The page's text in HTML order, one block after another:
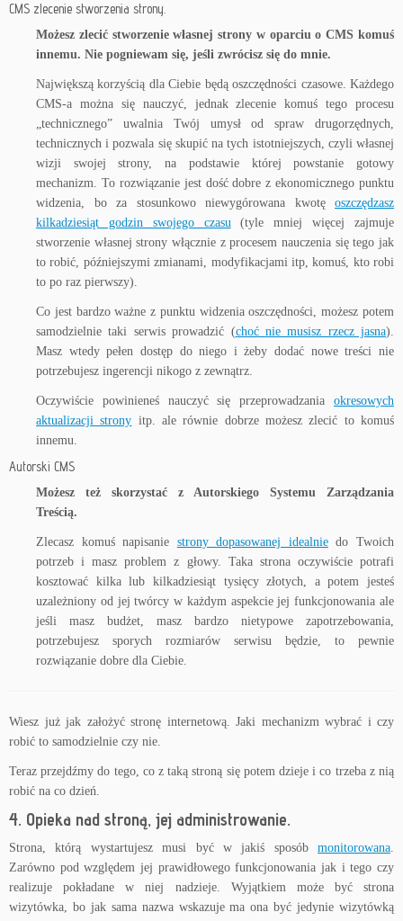
CMS zlecenie stworzenia strony.
Możesz zlecić stworzenie własnej strony w oparciu o CMS komuś
innemu. Nie pogniewam się, jeśli zwrócisz się do mnie.
Największą korzyścią dla Ciebie będą oszczędności czasowe. Każdego
CMS-a można się nauczyć, jednak zlecenie komuś tego procesu
„technicznego” uwalnia Twój umysł od spraw drugorzędnych,
technicznych i pozwala się skupić na tych istotniejszych, czyli własnej
wizji swojej strony, na podstawie której powstanie gotowy
mechanizm. To rozwiązanie jest dość dobre z ekonomicznego punktu
widzenia, bo za stosunkowo niewygórowana kwotę oszczędzasz
kilkadziesiąt godzin swojego czasu(tyle mniej więcej zajmuje
stworzenie własnej strony włącznie z procesem nauczenia się tego jak
to robić, późniejszymi zmianami, modyfikacjami itp, komuś, kto robi
to po raz pierwszy).
Co jest bardzo ważne z punktu widzenia oszczędności, możesz potem
samodzielnie taki serwis prowadzić (choć nie musisz rzecz jasna).
Masz wtedy pełen dostęp do niego i żeby dodać nowe treści nie
potrzebujesz ingerencji nikogo z zewnątrz.
Oczywiście powinieneś nauczyć się przeprowadzania okresowych
aktualizacji strony itp. ale równie dobrze możesz zlecić to komuś
innemu.
Autorski CMS
Możesz też skorzystać z Autorskiego Systemu Zarządzania
Treścią.
Zlecasz komuś napisanie strony dopasowanej idealniedo Twoich
potrzeb i masz problem z głowy. Taka strona oczywiście potrafi
kosztować kilka lub kilkadziesiąt tysięcy złotych, a potem jesteś
uzależniony od jej twórcy w każdym aspekcie jej funkcjonowania ale
jeśli masz budżet, masz bardzo nietypowe zapotrzebowania,
potrzebujesz sporych rozmiarów serwisu będzie, to pewnie
rozwiązanie dobre dla Ciebie.
Wiesz już jak założyć stronę internetową. Jaki mechanizm wybrać i czy
robić to samodzielnie czy nie.
Teraz przejdźmy do tego, co z taką stroną się potem dzieje i co trzeba z nią
robić na co dzień.
4. Opieka nad stroną, jej administrowanie.
Strona, którą wystartujesz musi być w jakiś sposób monitorowana.
Zarówno pod względem jej prawidłowego funkcjonowania jak i tego czy
realizuje pokładane w niej nadzieje. Wyjątkiem może być strona
wizytówka, bo jak sama nazwa wskazuje ma ona być jedynie wizytówką